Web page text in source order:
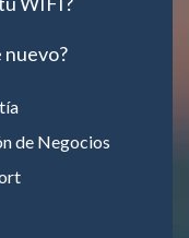
de Negocios